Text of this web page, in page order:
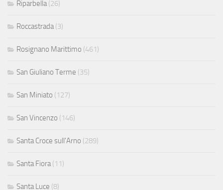
Riparbella(26)
Roccastrada(3)
Rosignano Marittimo (461)
San Giuliano Terme (35)
San Miniato (127)
San Vincenzo (146)
Santa Croce sull'Arno (289)
Santa Fiora(11)
Santa Luce (8)